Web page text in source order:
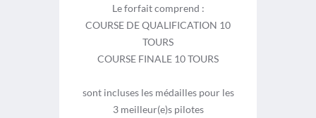
Le forfait comprend :
COURSE DE QUALIFICATION 10
TOURS
COURSE FINALE 10 TOURS
sont incluses les médailles pour les
3 meilleur(e)s pilotes